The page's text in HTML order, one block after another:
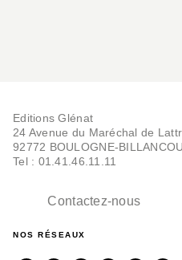
Editions Glénat
24 Avenue du Maréchal de
92772 BOULOGNE-
Tel : 01.41.46.11.11
Contactez-nous
NOS RÉSEAUX